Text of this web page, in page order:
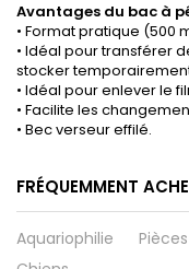
Avantages du bac à
• Format pratique (500
• Idéal pour transférer
stocker
• Idéal pour enlever le
• Facilite les
• Bec verseur effilé.
FRÉQUEMMENT
Aquariophilie